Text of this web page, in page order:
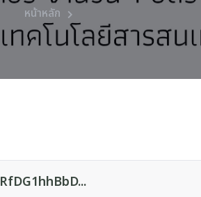
หน้าหลัก